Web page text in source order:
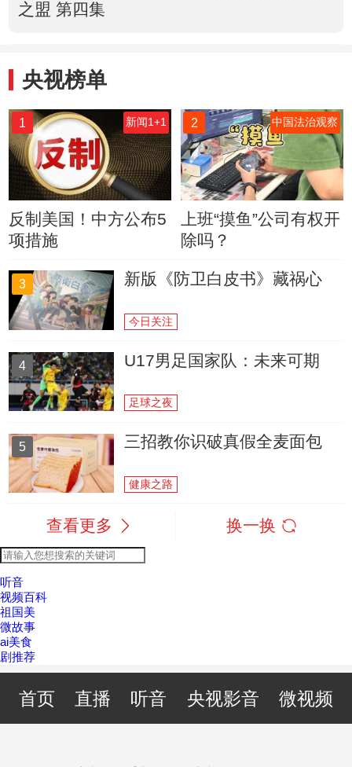
之盟 第四集
央视榜单
1 新闻1+1
反制美国！中方公布5
项措施
2 中国法治观察
上班“摸鱼”公司有权开
除吗？
3 新版《防卫白皮书》藏祸心
今日关注
4 U17男足国家队：未来可期
足球之夜
5 三招教你识破真假全麦面包
健康之路
查看更多 换一换
听音
视频百科
祖国美
微故事
ai美食
剧推荐
首页 直播 听音 央视影音 微视频